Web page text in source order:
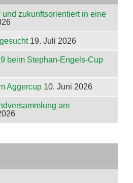
zukunftsorientiert in eine
19. Juli 2026
beim Stephan-Engels-Cup
Aggercup 10. Juni 2026
am